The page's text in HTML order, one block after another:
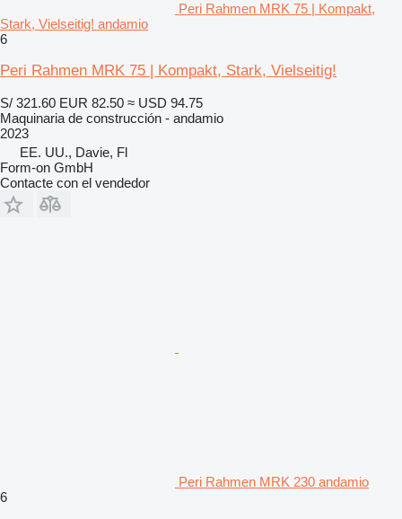
Peri Rahmen MRK 75 | Kompakt,
Stark, Vielseitig! andamio
6
Peri Rahmen MRK 75 | Kompakt, Stark, Vielseitig!
S/ 321.60 EUR 82.50 ≈ USD 94.75
Maquinaria de construcción - andamio
2023
EE. UU., Davie, Fl
Form-on GmbH
Contacte con el vendedor
Peri Rahmen MRK 230 andamio
6